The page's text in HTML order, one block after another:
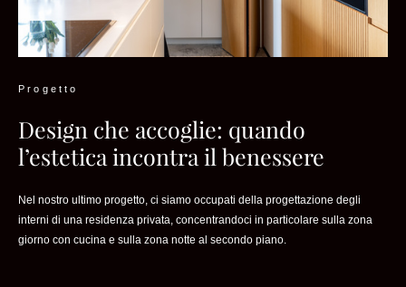
Progetto
Design che accoglie: quando
l’estetica incontra il benessere
Nel nostro ultimo progetto, ci siamo occupati della progettazione degli
interni di una residenza privata, concentrandoci in particolare sulla zona
giorno con cucina e sulla zona notte al secondo piano.